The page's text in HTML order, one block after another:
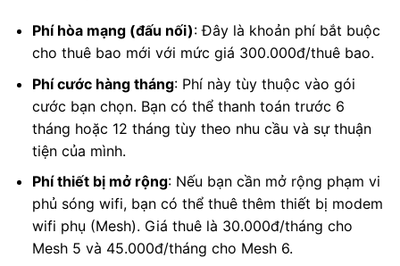
Phí hòa mạng (đấu nối): Đây là khoản phí bắt buộc
cho thuê bao mới với mức giá 300.000đ/thuê bao.
Phí cước hàng tháng: Phí này tùy thuộc vào gói
cước bạn chọn. Bạn có thể thanh toán trước 6
tháng hoặc 12 tháng tùy theo nhu cầu và sự thuận
tiện của mình.
Phí thiết bị mở rộng: Nếu bạn cần mở rộng phạm vi
phủ sóng wifi, bạn có thể thuê thêm thiết bị modem
wifi phụ (Mesh). Giá thuê là 30.000đ/tháng cho
Mesh 5 và 45.000đ/tháng cho Mesh 6.